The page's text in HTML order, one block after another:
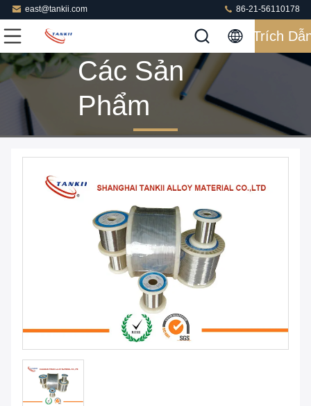
east@tankii.com 86-21-56110178
Trích
Các Sản
Phẩm